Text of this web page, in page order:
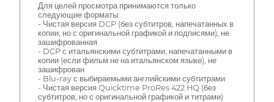
Для целей просмотра принимаются только
следующие форматы:
- Чистая версия DCP (без субтитров, напечатанных в
копии, но с оригинальной графикой и подписями), не
зашифрованная
- DCP с итальянскими субтитрами, напечатанными в
копии (если фильм не на итальянском языке), не
зашифрован
- Blu-ray с выбираемыми английскими субтитрами
- Чистая версия Quicktime ProRes 422 HQ (без
субтитров, но с оригинальной графикой и титрами)